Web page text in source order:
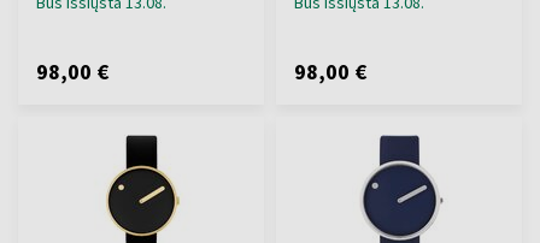
98,00 € 98,00 €